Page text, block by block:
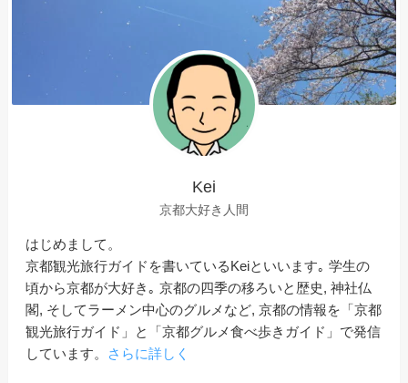
Kei
京都大好き人間
はじめまして。
京都観光旅行ガイドを書いているKeiといいます｡ 学生の
頃から京都が大好き｡ 京都の四季の移ろいと歴史, 神社仏
閣, そしてラーメン中心のグルメなど, 京都の情報を「京都
観光旅行ガイド」と「京都グルメ食べ歩きガイド」で発信
しています。
さらに詳しく